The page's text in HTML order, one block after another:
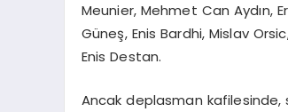
Meunier, Mehmet Can Aydın,
Güneş, Enis Bardhi, Mislav
Enis Destan.
Ancak deplasman kafilesinde,